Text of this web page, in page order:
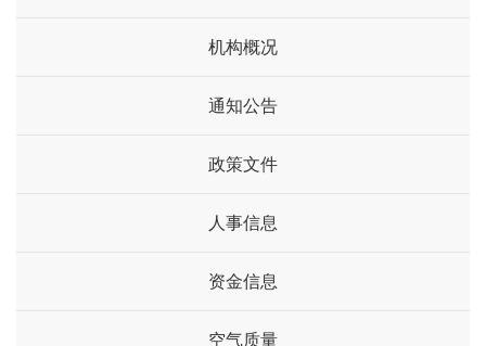
机构概况
通知公告
政策文件
人事信息
资金信息
空气质量